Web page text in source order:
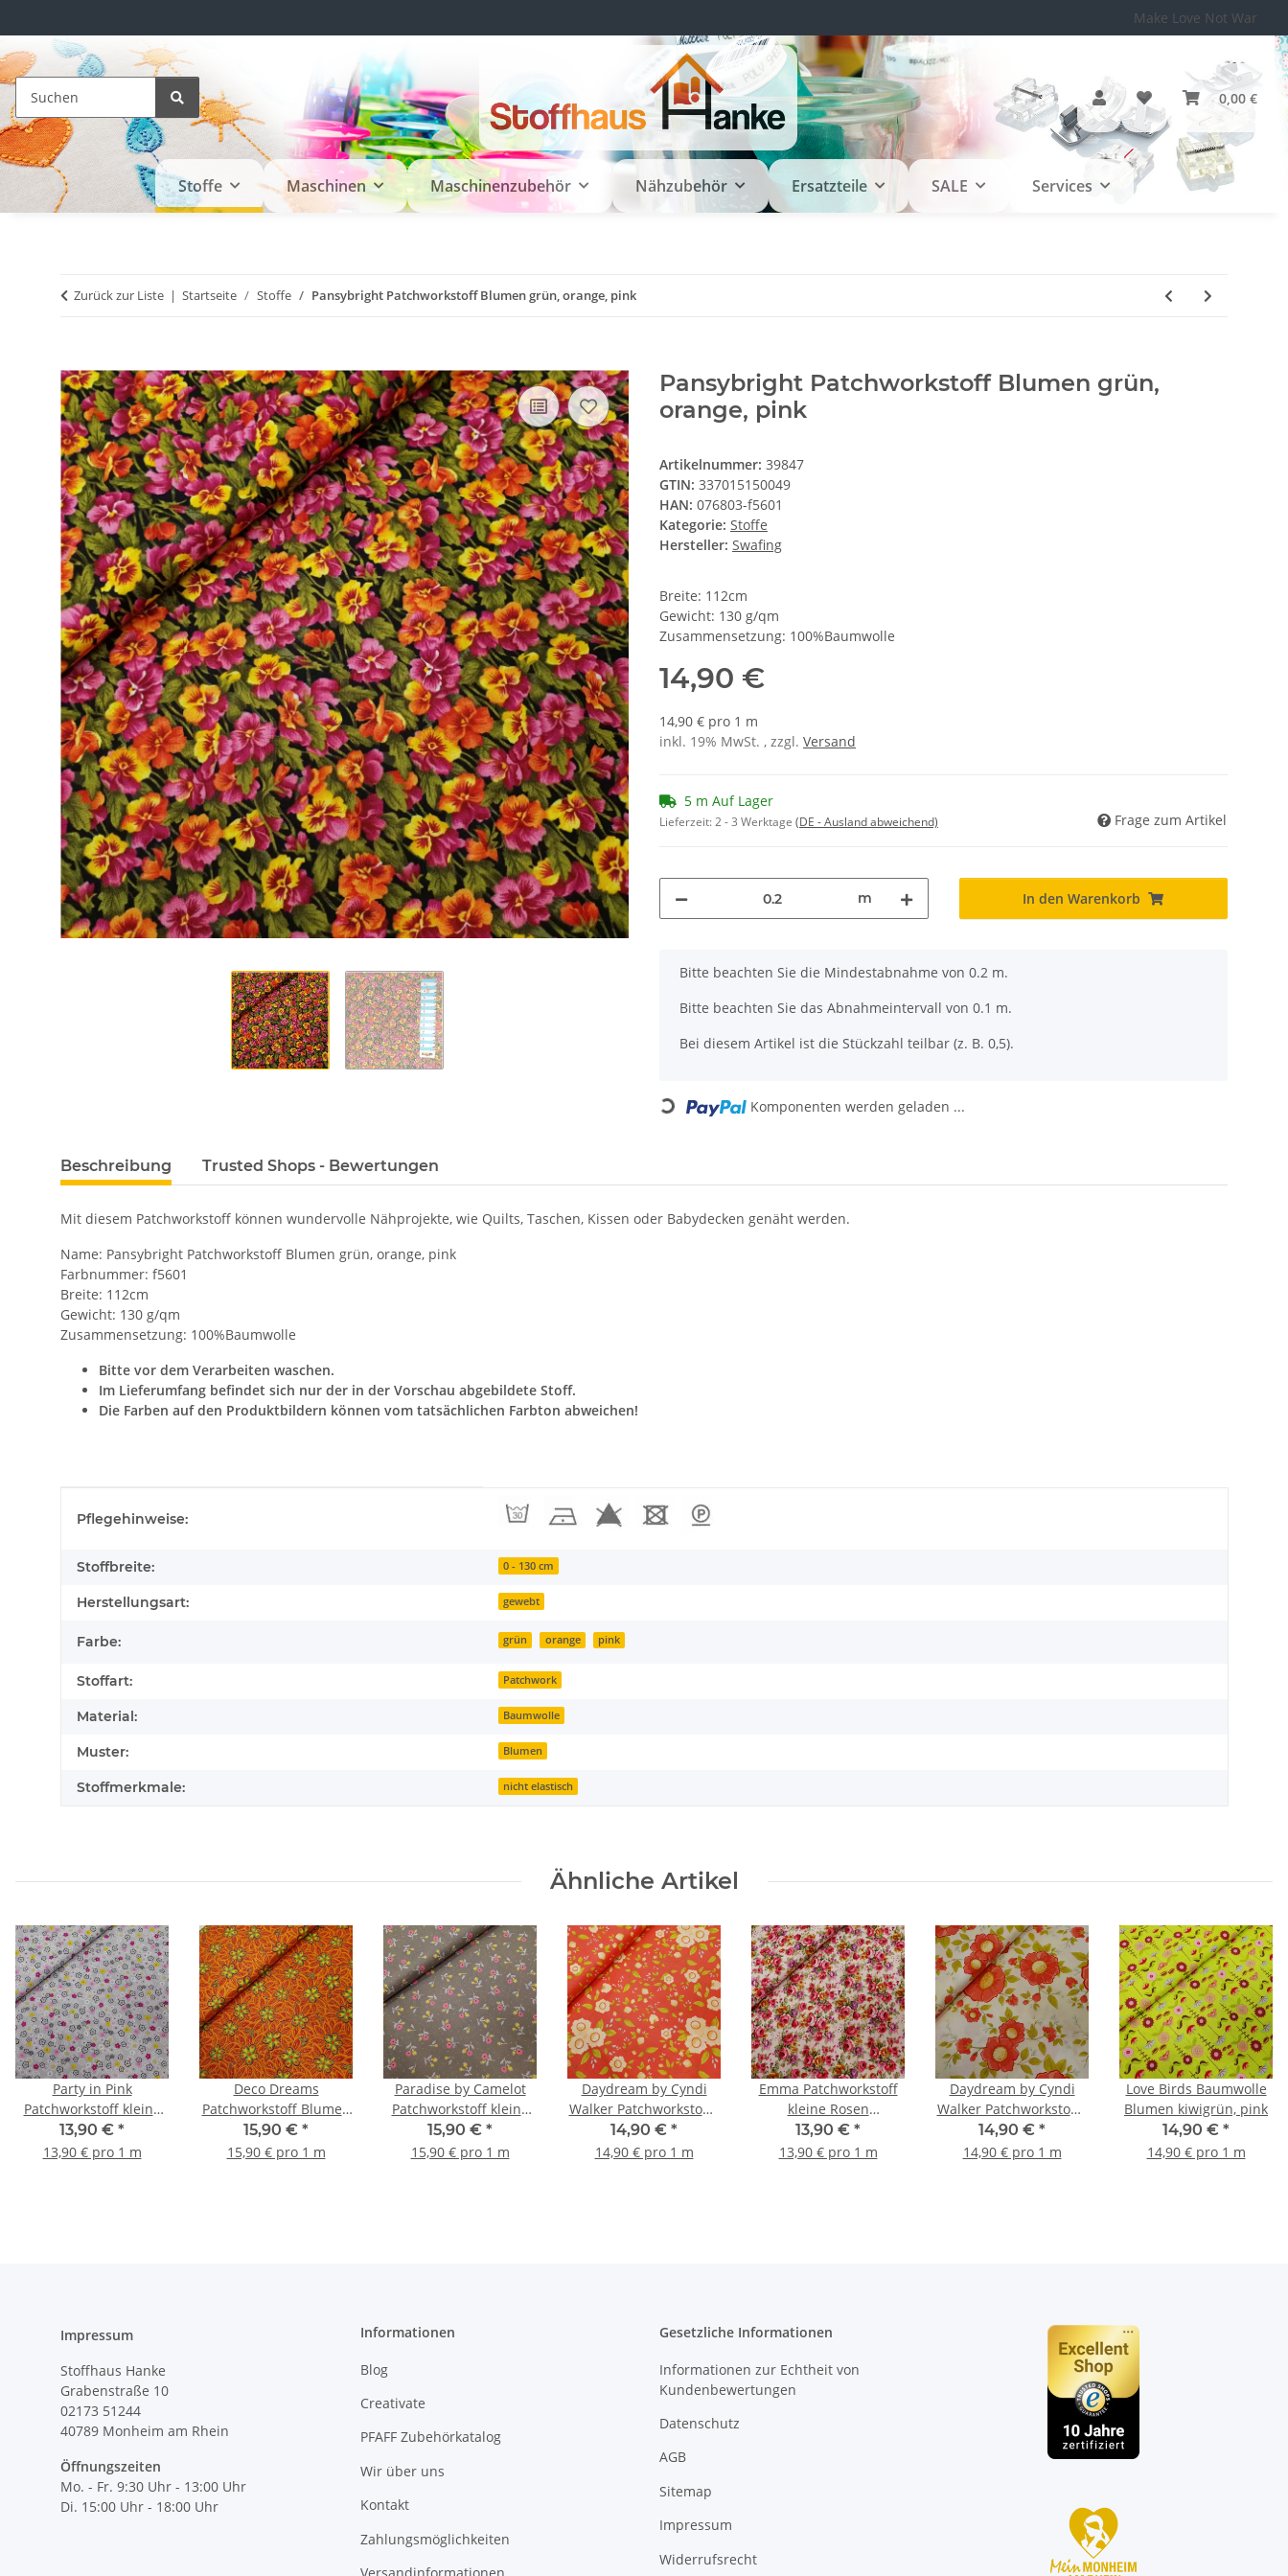
Make Love Not War
0,00 €
Stoffe Maschinen Maschinenzubehör Nähzubehör Ersatzteile SALE Services
Zurück zur Liste Startseite Stoffe Pansybright Patchworkstoff Blumen grün, orange, pink
Pansybright Patchworkstoff Blumen grün,
orange, pink
Artikelnummer: 39847
GTIN: 337015150049
HAN: 076803-f5601
Kategorie: Stoffe
Hersteller: Swafing
Breite: 112cm
Gewicht: 130 g/qm
Zusammensetzung: 100%Baumwolle
14,90 €
14,90 € pro 1 m
inkl. 19% MwSt. , zzgl. Versand
5 m Auf Lager
Lieferzeit:2 - 3 Werktage (DE - Ausland abweichend) Frage zum Artikel
m In den Warenkorb
x
Bitte beachten Sie die Mindestabnahme von 0.2 m.
Bitte beachten Sie das Abnahmeintervall von 0.1 m.
Bei diesem Artikel ist die Stückzahl teilbar (z. B. 0,5).
Loading... Komponenten werden geladen ...
Beschreibung Trusted Shops - Bewertungen
Mit diesem Patchworkstoff können wundervolle Nähprojekte, wie Quilts, Taschen, Kissen oder Babydecken genäht werden.
Name: Pansybright Patchworkstoff Blumen grün, orange, pink
Farbnummer: f5601
Breite: 112cm
Gewicht: 130 g/qm
Zusammensetzung: 100%Baumwolle
Bitte vor dem Verarbeiten waschen.
Im Lieferumfang befindet sich nur der in der Vorschau abgebildete Stoff.
Die Farben auf den Produktbildern können vom tatsächlichen Farbton abweichen!
Pflegehinweise:
Stoffbreite: 0 - 130 cm
Herstellungsart: gewebt
Farbe: grün orange pink
Stoffart: Patchwork
Material: Baumwolle
Muster: Blumen
Stoffmerkmale: nicht elastisch
Ähnliche Artikel
Party in Pink
Patchworkstoff kleine
Blumen grau, gelb,
rosa, pink, schwarz
13,90 € *
13,90 € pro 1 m
Deco Dreams
Patchworkstoff Blumen
kiwi, orange, gold
15,90 € *
15,90 € pro 1 m
Paradise by Camelot
Patchworkstoff kleine
Blumen taupe, pink,
gelb
15,90 € *
15,90 € pro 1 m
Daydream by Cyndi
Walker Patchworkstoffe
Blumen orange, natur,
kiwi
14,90 € *
14,90 € pro 1 m
Emma Patchworkstoff
kleine Rosen
pastelrosa, pink, gelb,
grün
13,90 € *
13,90 € pro 1 m
Daydream by Cyndi
Walker Patchworkstoffe
Blumen natur, orange,
kiwi
14,90 € *
14,90 € pro 1 m
Love Birds Baumwolle
Blumen kiwigrün, pink
14,90 € *
14,90 € pro 1 m
Impressum
Stoffhaus Hanke
Grabenstraße 10
02173 51244
40789 Monheim am Rhein
Öffnungszeiten
Mo. - Fr. 9:30 Uhr - 13:00 Uhr
Di. 15:00 Uhr - 18:00 Uhr
Informationen
Blog
Creativate
PFAFF Zubehörkatalog
Wir über uns
Kontakt
Zahlungsmöglichkeiten
Gesetzliche Informationen
Informationen zur Echtheit von
Kundenbewertungen
Datenschutz
AGB
Sitemap
Impressum
Widerrufsrecht